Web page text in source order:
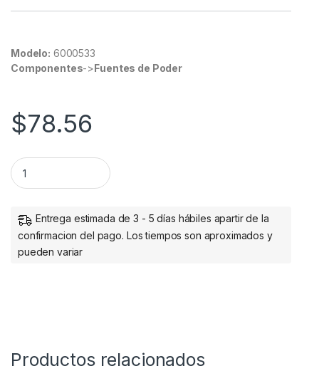
Modelo: 6000533
Componentes-> Fuentes de Poder
$78.56
FASTCHARGE CARGADOR USB V3.0 18W 1PTO USB BCO
Entrega estimada de 3 - 5 días hábiles apartir de la
confirmacion del pago. Los tiempos son aproximados y
pueden variar
Productos relacionados